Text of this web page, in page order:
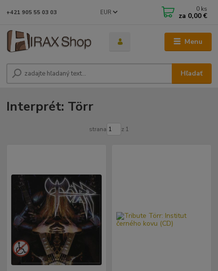
Menu
EUR
Hľadať
+421 905 55 03 03 0 ks
za 0,00 €
Interprét: Törr
strana z 1